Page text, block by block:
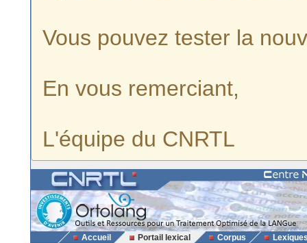
Vous pouvez tester la
En vous remerciant,
L'équipe du CNRTL
Accueil Portail lexical Corpus